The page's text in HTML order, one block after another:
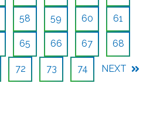
58 59 60 61
65 66 67 68
72 73 74 NEXT